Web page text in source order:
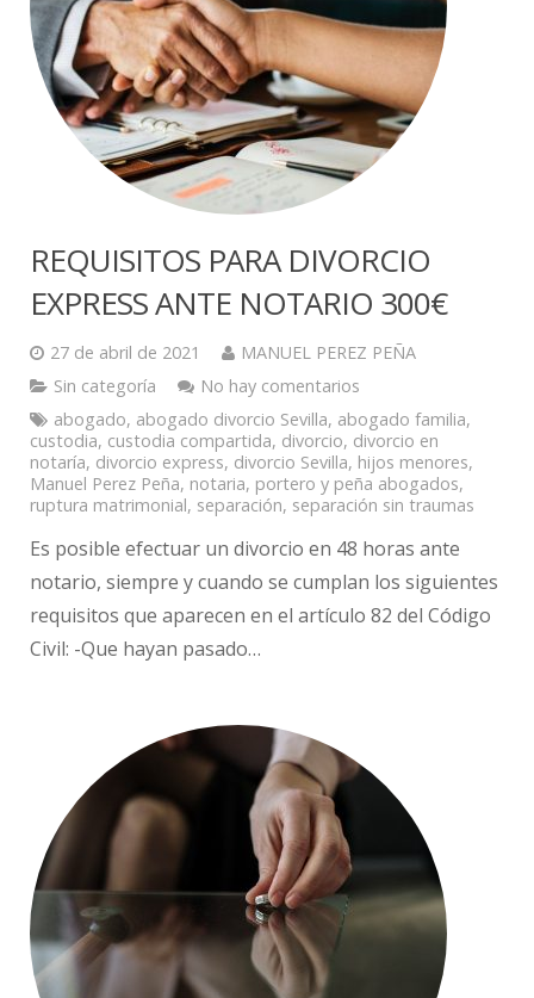
REQUISITOS PARA DIVORCIO
EXPRESS ANTE NOTARIO 300€
27 de abril de 2021
MANUEL PEREZ PEÑA
Sin categoría
No hay comentarios
abogado, abogado divorcio Sevilla, abogado familia,
custodia, custodia compartida, divorcio, divorcio en
notaría, divorcio express, divorcio Sevilla, hijos menores,
Manuel Perez Peña, notaria, portero y peña abogados,
ruptura matrimonial, separación, separación sin traumas
Es posible efectuar un divorcio en 48 horas ante
notario, siempre y cuando se cumplan los siguientes
requisitos que aparecen en el artículo 82 del Código
Civil: -Que hayan pasado…